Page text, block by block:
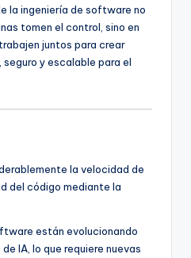
la ingeniería de software no
tomen el control, sino en
juntos para crear
y escalable para el
la velocidad de
del código mediante la
están evolucionando
IA, lo que requiere nuevas